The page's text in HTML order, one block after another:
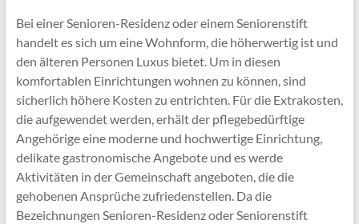
Bei einer Senioren-Residenz oder einem Seniorenstift
handelt es sich um eine Wohnform, die höherwertig ist und
den älteren Personen Luxus bietet. Um in diesen
komfortablen Einrichtungen wohnen zu können, sind
sicherlich höhere Kosten zu entrichten. Für die Extrakosten,
die aufgewendet werden, erhält der pflegebedürftige
Angehörige eine moderne und hochwertige Einrichtung,
delikate gastronomische Angebote und es werde
Aktivitäten in der Gemeinschaft angeboten, die die
gehobenen Ansprüche zufriedenstellen. Da die
Bezeichnungen Senioren-Residenz oder Seniorenstift